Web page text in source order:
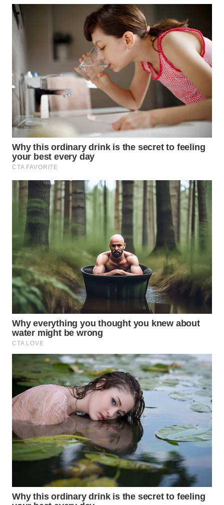
KARAWANG
WN
BOGOR
WN
DEPOK
WN
TAPANULI
UTARA
WN
SAMOSIR
WN
PADANG
LAWAS
WN
SUMEDANG
CIANJUR
WN
KEPULAUAN
SERIBU
WN
TANGERANG
WN
BINJAI
CIREBON